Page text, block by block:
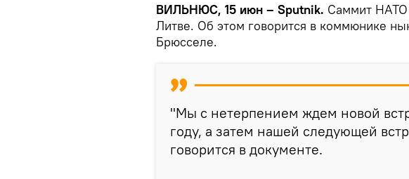
ВИЛЬНЮС, 15 июн – Sputnik. Саммит НАТО
Литве. Об этом говорится в коммюнике
Брюсселе.
"Мы с нетерпением ждем новой
году, а затем нашей следующей
говорится в документе.